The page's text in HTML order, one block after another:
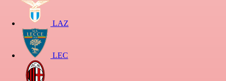
LAZ
LEC